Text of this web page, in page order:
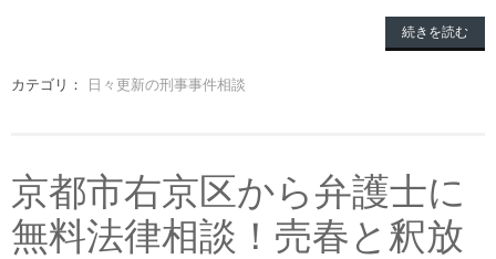
続きを読む
カテゴリ： 日々更新の刑事事件相談
京都市右京区から弁護士に
無料法律相談！売春と釈放